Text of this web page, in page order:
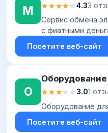
M ★★★★★
★★★★★4.33
Сервис обмена
с фиатными
криптовалютой
Поддерживает
Посетите веб-сайт
О ★★★★★
★★★★★3.01
Оборудование
Посетите веб-сайт